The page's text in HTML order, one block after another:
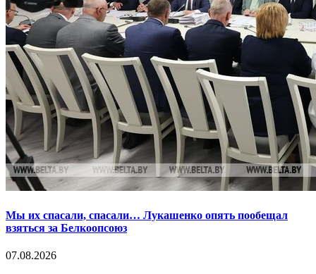
Мы их спасали, спасали… Лукашенко опять пообещал
взяться за Белкоопсоюз
07.08.2026